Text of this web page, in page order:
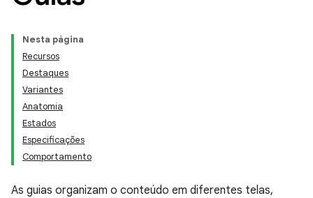
Nesta página
Recursos
Destaques
Variantes
Anatomia
Estados
Especificações
Comportamento
As guias organizam o conteúdo em diferentes telas,